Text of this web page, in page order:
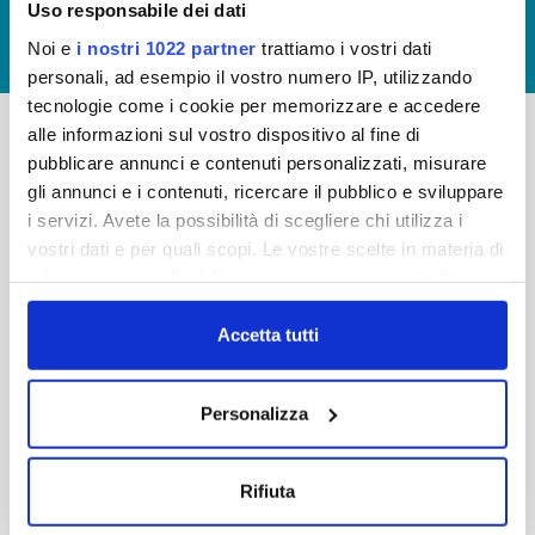
Uso responsabile dei dati
Noi e i nostri 1022 partner trattiamo i vostri dati
personali, ad esempio il vostro numero IP, utilizzando
tecnologie come i cookie per memorizzare e accedere
alle informazioni sul vostro dispositivo al fine di
pubblicare annunci e contenuti personalizzati, misurare
gli annunci e i contenuti, ricercare il pubblico e sviluppare
i servizi. Avete la possibilità di scegliere chi utilizza i
vostri dati e per quali scopi. Le vostre scelte in materia di
in cui avete effettuato le vostre scelte. È possibile
modificare o revocare il proprio consenso in qualsiasi
momento dalla Dichiarazione sui cookie o facendo clic
Con il tuo consenso, vorremmo anche:
raccogliere informazioni sulla tua posizione
Accetta tutti
Personalizza
Rifiuta
LAVORA CON NOI
Publiacqua S.p.A
Via Villamagna 90/c -
50126 Fi
Tel. +39 055688903
Reg Imprese Firenze
-
FAQ
PRIVACY POLICY
COOKIE
WHISTLEBLOWING
CREDITS